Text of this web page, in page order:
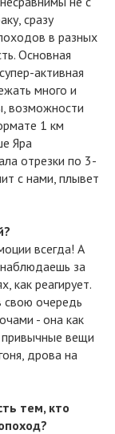
сразу
в разных
Основная
активная
много и
возможности
1 км
Яра
отрезки по 3-
с нами, плывет
всегда! А
наблюдаешь за
как реагирует.
свою очередь
- она как
привычные вещи
дрова на
тем, кто